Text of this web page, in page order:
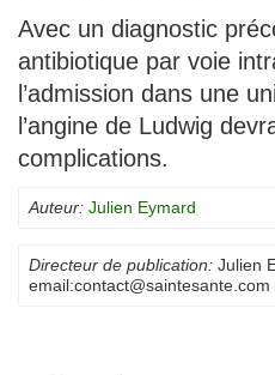
Avec un diagnostic
antibiotique par voie
l’admission dans une
l’angine de Ludwig
complications.
Auteur: Julien Eymard
Directeur de publication: Julien
email:contact@saintesante.com